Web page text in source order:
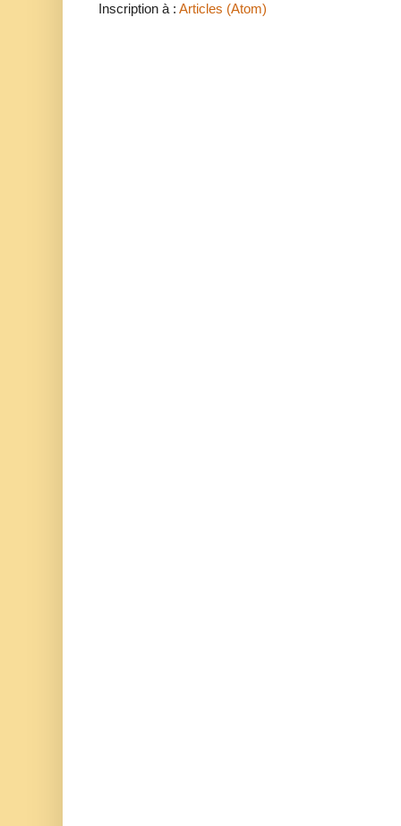
Inscription à : Articles (Atom)